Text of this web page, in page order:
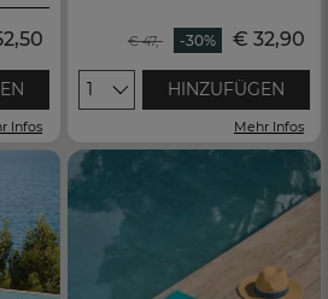
Infos
€ 47,- -30% € 32,90
1 HINZUFÜGEN
Mehr Infos